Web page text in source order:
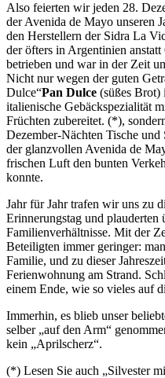
Also feierten wir jeden 28.
der Avenida de Mayo unseren
den Herstellern der Sidra La
der öfters in Argentinien
betrieben und war in der Zeit
Nicht nur wegen der guten
Dulce Pan Dulce (süßes Brot)
italienische Gebäckspezialität
Früchten zubereitet. (*),
Dezember-Nächten Tische
der glanzvollen Avenida de
frischen Luft den bunten
konnte.
Jahr für Jahr trafen wir uns zu
Erinnerungstag und plauderten
Familienverhältnisse. Mit der
Beteiligten immer geringer:
Familie, und zu dieser
Ferienwohnung am Strand.
einem Ende, wie so vieles auf
Immerhin, es blieb unser
selber auf den Arm
kein
Aprilscherz .
(*) Lesen Sie auch
Silvester